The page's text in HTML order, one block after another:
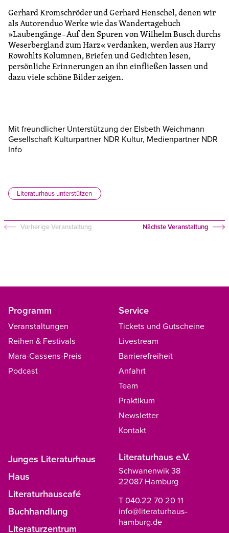
Gerhard Kromschröder und Gerhard Henschel, denen wir
als Autorenduo Werke wie das Wandertagebuch
»Laubengänge – Auf den Spuren von Wilhelm Busch durchs
Weserbergland zum Harz« verdanken, werden aus Harry
Rowohlts Kolumnen, Briefen und Gedichten lesen,
persönliche Erinnerungen an ihn einfließen lassen und
dazu viele schöne Bilder zeigen.
Mit freundlicher Unterstützung der Elsbeth Weichmann
Gesellschaft Kulturpartner NDR Kultur, Medienpartner NDR
Info
Literaturhaus unterstützen
Vorherige Veranstaltung Nächste Veranstaltung
Programm
Veranstaltungen
Reihen & Festivals
Mara-Cassens-Preis
Podcast
Service
Tickets und Gutscheine
Livestream
Barrierefreiheit
Anfahrt
Team
Praktikum
Newsletter
Kontakt
Junges Literaturhaus
Haus
Literaturhauscafé
Buchhandlung
Literaturzentrum
Literaturhaus e.V.
Schwanenwik 38
22087 Hamburg
T 040.22 70 20 11
info@literaturhaus-
hamburg.de